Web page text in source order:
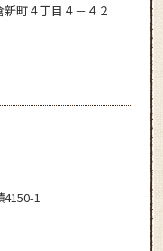
町４丁目４－４２
4150-1